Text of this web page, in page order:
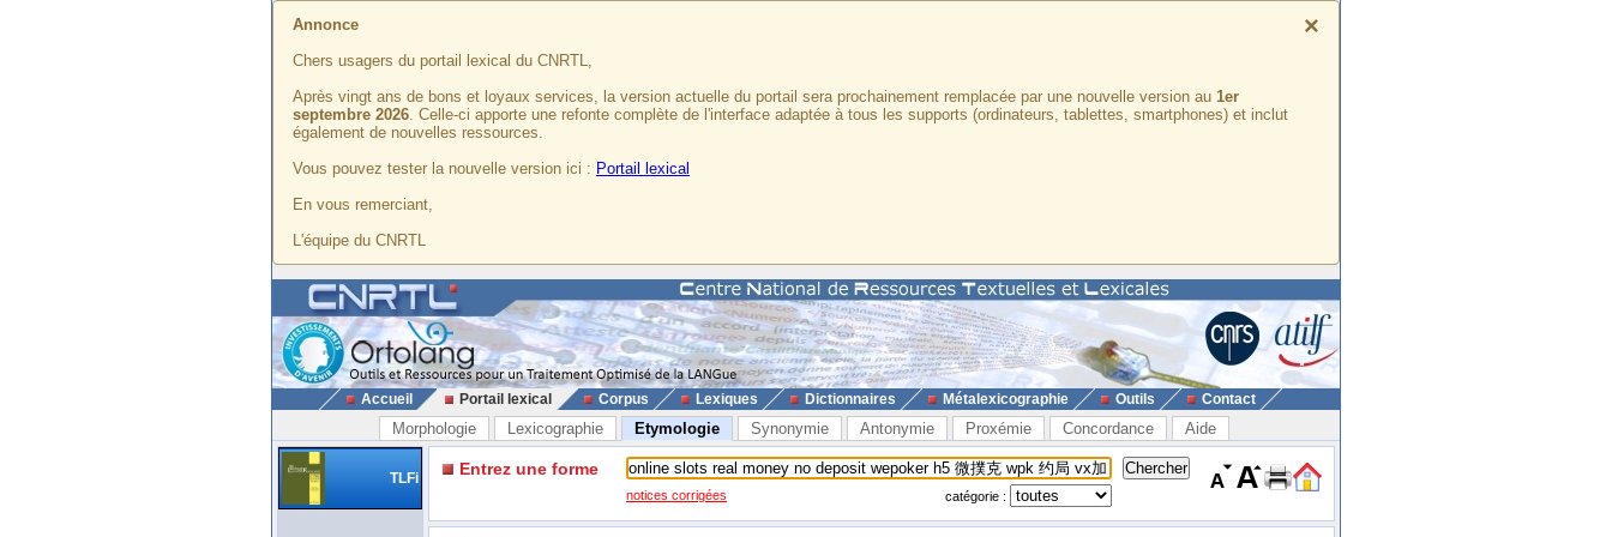
×
Annonce
Chers usagers du portail lexical du CNRTL,
Après vingt ans de bons et loyaux services, la version actuelle du portail sera prochainement remplacée par une nouvelle version au 1er
septembre 2026. Celle-ci apporte une refonte complète de l'interface adaptée à tous les supports (ordinateurs, tablettes, smartphones) et inclut
également de nouvelles ressources.
Vous pouvez tester la nouvelle version ici : Portail lexical
En vous remerciant,
L'équipe du CNRTL
Accueil Portail lexical Corpus Lexiques Dictionnaires Métalexicographie Outils Contact
Morphologie Lexicographie Etymologie Synonymie Antonymie Proxémie Concordance Aide
TLFi Entrez une forme
notices corrigées catégorie :